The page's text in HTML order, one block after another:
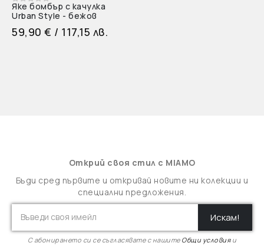
0 out of 5
Яке бомбър с качулка
Urban Style - бежов
59,90 € / 117,15 лв.
Открий своя стил с MIAMO
Бъди сред първите и откривай новите ни колекции и
специални предложения.
Искам!
С абонирането си се съгласявате с нашите Общи условияи